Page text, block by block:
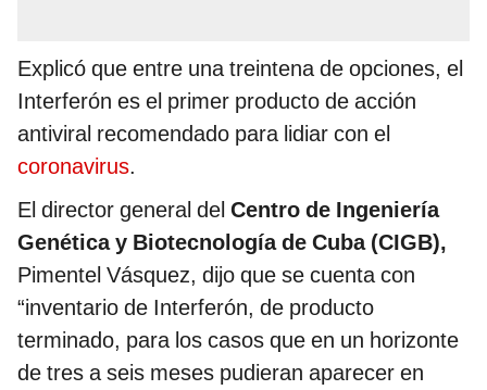
Explicó que entre una treintena de opciones, el
Interferón es el primer producto de acción
antiviral recomendado para lidiar con el
coronavirus.
El director general del Centro de Ingeniería
Genética y Biotecnología de Cuba (CIGB),
Pimentel Vásquez, dijo que se cuenta con
“inventario de Interferón, de producto
terminado, para los casos que en un horizonte
de tres a seis meses pudieran aparecer en